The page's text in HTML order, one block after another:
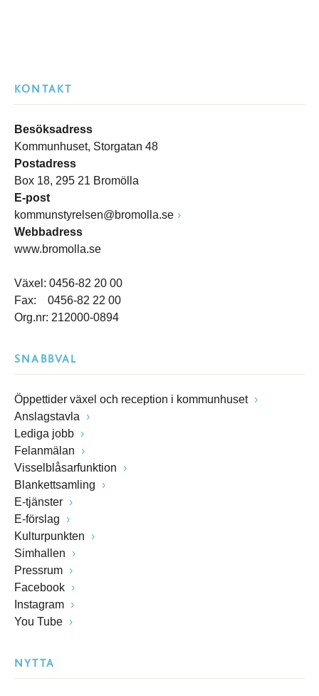
KONTAKT
Besöksadress
Kommunhuset, Storgatan 48
Postadress
Box 18, 295 21 Bromölla
E-post
kommunstyrelsen@bromolla.se
Webbadress
www.bromolla.se
Växel: 0456-82 20 00
Fax: 0456-82 22 00
Org.nr: 212000-0894
SNABBVAL
Öppettider växel och reception i kommunhuset
Anslagstavla
Lediga jobb
Felanmälan
Visselblåsarfunktion
Blankettsamling
E-tjänster
E-förslag
Kulturpunkten
Simhallen
Pressrum
Facebook
Instagram
You Tube
NYTTA